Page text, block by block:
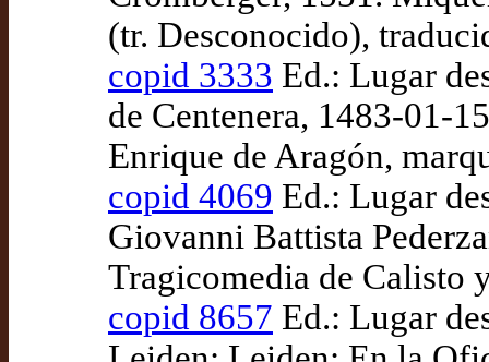
(tr. Desconocido),
copid 3333 Ed.: Lugar
de Centenera, 1483-01-
Enrique de Aragón,
copid 4069 Ed.: Lugar
Giovanni Battista
Tragicomedia de Calisto
copid 8657 Ed.: Lugar